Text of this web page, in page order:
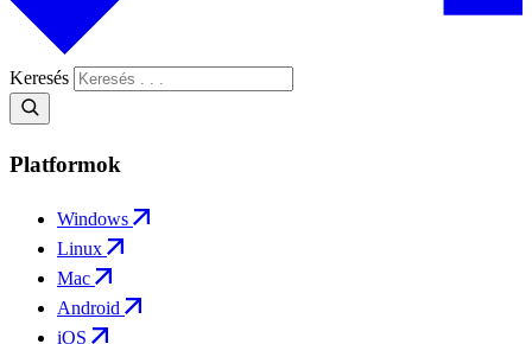
Keresés
Platformok
Windows
Linux
Mac
Android
iOS